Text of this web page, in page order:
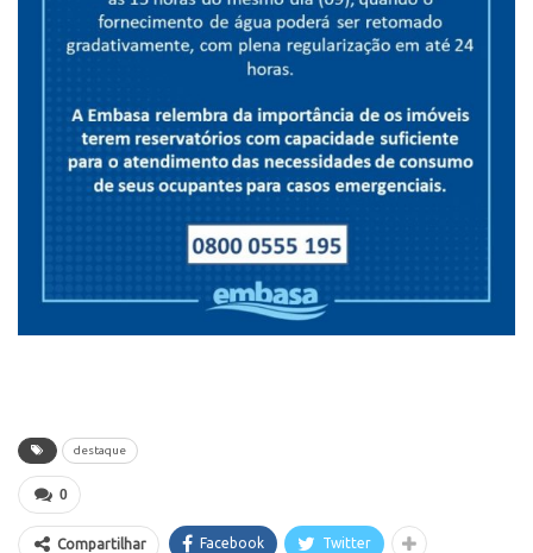
destaque
0
Compartilhar Facebook Twitter